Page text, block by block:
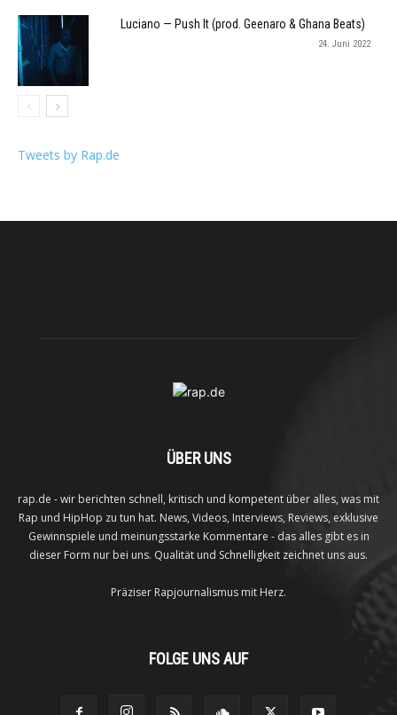
Luciano — Push It (prod. Geenaro & Ghana Beats)
24. Juni 2022
Tweets by Rap.de
ÜBER UNS
rap.de - wir berichten schnell, kritisch und kompetent über alles, was mit
Rap und HipHop zu tun hat. News, Videos, Interviews, Reviews, exklusive
Gewinnspiele und meinungsstarke Kommentare - das alles gibt es in
dieser Form nur bei uns. Qualität und Schnelligkeit zeichnet uns aus.
Präziser Rapjournalismus mit Herz.
FOLGE UNS AUF